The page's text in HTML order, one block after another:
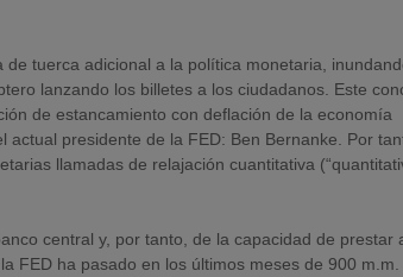
tuerca adicional a la política monetaria,
lanzando los billetes a los ciudadanos. Este
de estancamiento con deflación de la economía
presidente de la FED: Ben Bernanke. Por
llamadas de relajación cuantitativa
central y, por tanto, de la capacidad de prestar
FED ha pasado en los últimos meses de 900 m.m.